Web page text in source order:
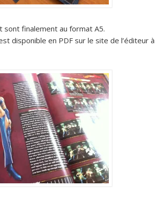
finalement au format A5.
disponible en PDF sur le site de l’éditeur à